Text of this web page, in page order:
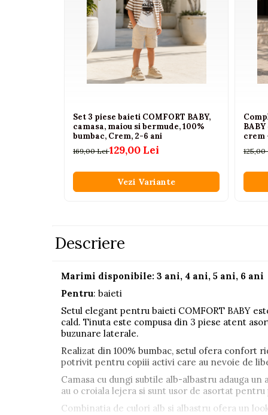
Electrocasnice si bucatarii
Muzica si instrumente
Set Avioane si submarine
Seturi de rufe
Trenuri cu sine
Vehicule de constructii
Jucarii exterior
Set 3 piese baieti COMFORT BABY,
camasa, maiou si bermude, 100%
bumbac, Crem, 2-6 ani
169,00 Lei129,00 Lei
Vezi Variante
crem
Descriere
Marimi disponibile: 3 ani, 4 ani, 5 ani, 6 ani
Pentru: baieti
Setul elegant pentru baieti COMFORT BABY
cald. Tinuta este compusa din 3 piese atent
buzunare laterale.
Realizat din 100% bumbac, setul ofera confort
potrivit pentru copiii activi care au nevoie de
Camasa cu dungi subtile alb-albastru adauga
au o croiala lejera si sunt usor de asortat
Combinatia de culori alb si albastru ofera un